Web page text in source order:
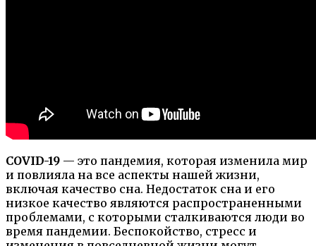
COVID-19 — это пандемия, которая изменила мир
и повлияла на все аспекты нашей жизни,
включая качество сна. Недостаток сна и его
низкое качество являются распространенными
проблемами, с которыми сталкиваются люди во
время пандемии. Беспокойство, стресс и